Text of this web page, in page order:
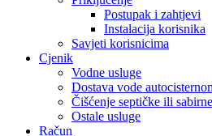
Postupak i zahtjevi
Instalacija korisnika
Savjeti korisnicima
Cjenik
Vodne usluge
Dostava vode
Čišćenje septičke ili
Ostale usluge
Račun